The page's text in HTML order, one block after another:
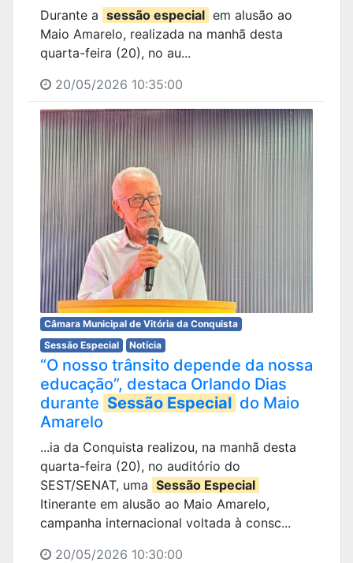
Durante a sessão especial em alusão ao
Maio Amarelo, realizada na manhã desta
quarta-feira (20), no au...
20/05/2026 10:35:00
Câmara Municipal de Vitória da Conquista
Sessão Especial
Notícia
“O nosso trânsito depende da nossa
educação”, destaca Orlando Dias
durante Sessão Especial do Maio
Amarelo
...ia da Conquista realizou, na manhã desta
quarta-feira (20), no auditório do
SEST/SENAT, uma Sessão Especial
Itinerante em alusão ao Maio Amarelo,
campanha internacional voltada à consc...
20/05/2026 10:30:00